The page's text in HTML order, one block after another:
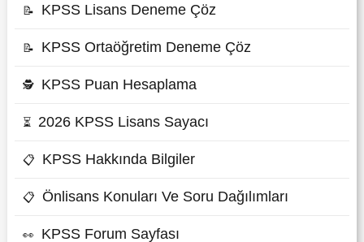
📝 KPSS Lisans Deneme Çöz
📝 KPSS Ortaöğretim Deneme Çöz
🕵 KPSS Puan Hesaplama
⏳ 2026 KPSS Lisans Sayacı
📋 KPSS Hakkında Bilgiler
📋 Önlisans Konuları Ve Soru Dağılımları
👀 KPSS Forum Sayfası